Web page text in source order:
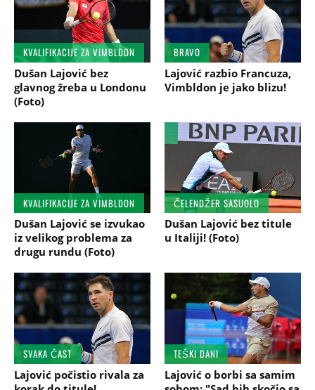
KVALIFIKACIJE ZA VIMBLDON
Dušan Lajović bez
glavnog žreba u Londonu
(Foto)
BRAVO
Lajović razbio Francuza,
Vimbldon je jako blizu!
KVALIFIKACIJE ZA VIMBLDON
Dušan Lajović se izvukao
iz velikog problema za
drugu rundu (Foto)
ČELENDŽER SASUOLO
Dušan Lajović bez titule
u Italiji! (Foto)
SVAKA ČAST
Lajović počistio rivala za
TEŠKI DANI
Lajović o borbi sa samim